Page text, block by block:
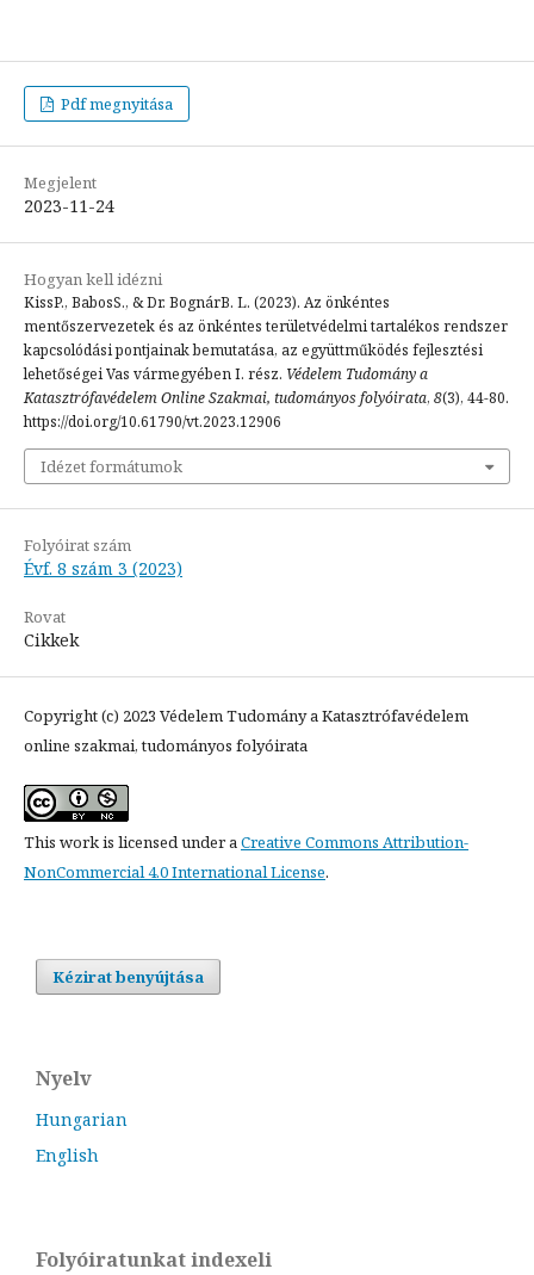
Pdf megnyitása
Megjelent
2023-11-24
Hogyan kell idézni
KissP., BabosS., & Dr. BognárB. L. (2023). Az önkéntes
mentőszervezetek és az önkéntes területvédelmi tartalékos rendszer
kapcsolódási pontjainak bemutatása, az együttműködés fejlesztési
lehetőségei Vas vármegyében I. rész. Védelem Tudomány a
Katasztrófavédelem Online Szakmai, tudományos folyóirata, 8(3), 44-80.
https://doi.org/10.61790/vt.2023.12906
Idézet formátumok
Folyóirat szám
Évf. 8 szám 3 (2023)
Rovat
Cikkek
Copyright (c) 2023 Védelem Tudomány a Katasztrófavédelem
online szakmai, tudományos folyóirata
This work is licensed under aCreative Commons Attribution-
NonCommercial 4.0 International License.
Kézirat benyújtása
Nyelv
Hungarian
English
Folyóiratunkat indexeli